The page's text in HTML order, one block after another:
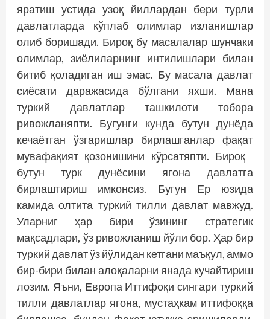
яратиш устида узоқ йиллардан бери турли
давлатларда кўплаб олимлар изла­нишлар
олиб боришади. Бироқ бу масалалар шунчаки
олимлар, зиёлиларнинг интилиш­лари билан
битиб қоладиган иш эмас. Бу масала давлат
сиёсати даражасида бўлгани яхши. Мана
туркий давлатлар ташкилоти тобора
ривожлан­япти. Бугунги кунда бутун дунёда
кечаётган ўзгаришлар бирлашганлар фақат
мувафақият қозонишини кўрсатяпти. Бироқ
бутун турк дунёсини ягона давлатга
бирлаштириш имконсиз. Бугун Ер юзида
камида олтита туркий тилли давлат мавжуд.
Уларниг ҳар бири ўзининг стратегик
мақсадлари, ўз ривожланиш йўли бор. Ҳар бир
туркий давлат ўз йўлидан кетгани маъқул, аммо
бир-бири билан алоқаларни янада кучайтириш
лозим. Яъни, Европа Иттифоқи сингари туркий
тилли давлатлар ягона, мустаҳкам иттифоққа